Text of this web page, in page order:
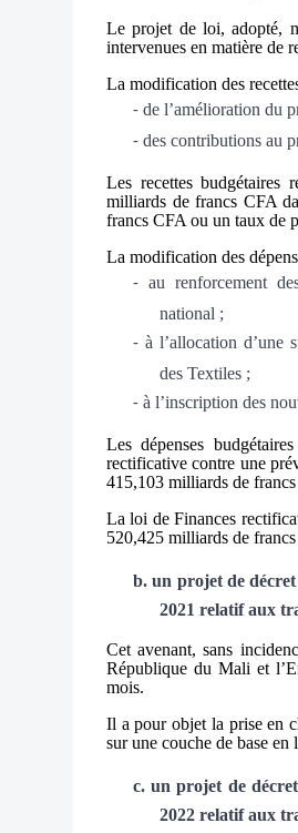
Le projet de loi, adopté,
intervenues en matière de
La modification des
- de l’amélioration du
- des contributions au
Les recettes budgétaires
milliards de francs CFA
francs CFA ou un taux de
La modification des
- au renforcement
national ;
- à l’allocation d’une
des Textiles ;
- à l’inscription des
Les dépenses
rectificative contre une
415,103 milliards de
La loi de Finances
520,425 milliards de
b.un projet de
2021 relatif aux
Cet avenant, sans
République du Mali et
mois.
Il a pour objet la prise en
sur une couche de base en
c.un projet de
2022 relatif aux